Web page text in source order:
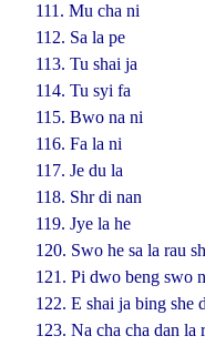
111. Mu cha ni
112. Sa la pe
113. Tu shai ja
114. Tu syi fa
115. Bwo na ni
116. Fa la ni
117. Je du la
118. Shr di nan
119. Jye la he
120. Swo he sa la rau
121. Pi dwo beng swo
122. E shai ja bing she
123. Na cha cha dan la